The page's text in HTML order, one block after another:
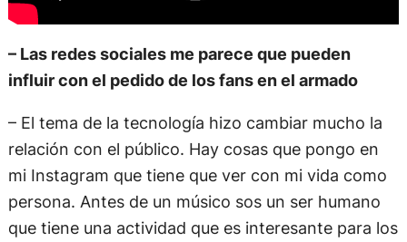
– Las redes sociales me parece que pueden
influir con el pedido de los fans en el armado
– El tema de la tecnología hizo cambiar mucho la
relación con el público. Hay cosas que pongo en
mi Instagram que tiene que ver con mi vida como
persona. Antes de un músico sos un ser humano
que tiene una actividad que es interesante para los